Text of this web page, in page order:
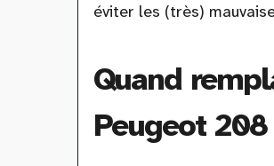
éviter les (très)
Quand
Peugeot 208